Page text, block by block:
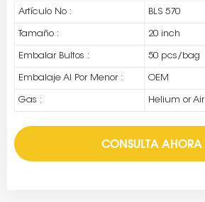
Artículo No : BLS 570
Tamaño : 20 inch
Embalar Bultos : 50 pcs/bag
Embalaje Al Por Menor : OEM
Gas : Helium or Air
CONSULTA AHORA